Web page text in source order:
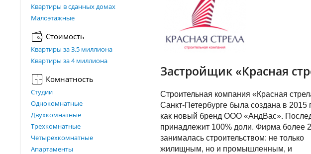
Квартиры в сданных домах
Малоэтажные
Стоимость
Квартиры за 3.5 миллиона
Квартиры за 4 миллиона
Комнатность
Студии
Однокомнатные
Двухкомнатные
Трехкомнатные
Четырехкомнатные
Апартаменты
Застройщик «Красная
Строительная компания «Красная
Санкт-Петербурге была создана в 2015
как новый бренд ООО «АндВас».
принадлежит 100% доли. Фирма более
занималась строительством: не только
жилищным, но и промышленным, и